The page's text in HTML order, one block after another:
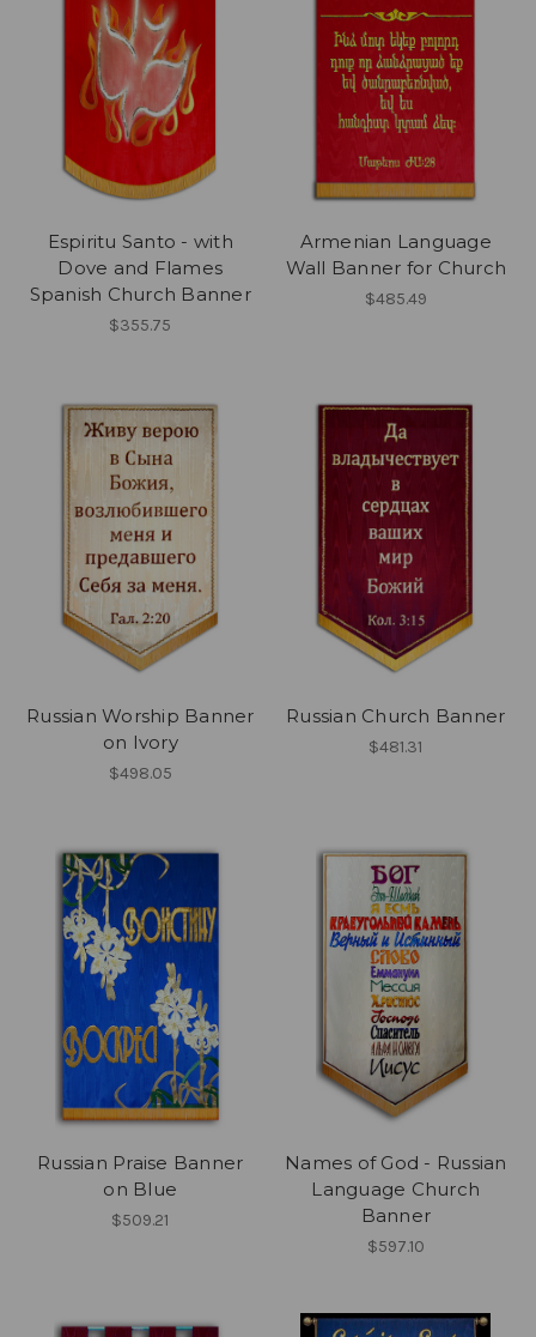
Espiritu Santo - with
Dove and Flames
Spanish Church Banner
$355.75
Armenian Language
Wall Banner for Church
$485.49
Russian Worship Banner
on Ivory
$498.05
Russian Church Banner
$481.31
Russian Praise Banner
on Blue
$509.21
Names of God - Russian
Language Church
Banner
$597.10